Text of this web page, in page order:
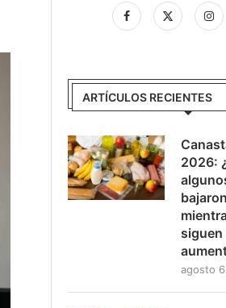
ARTÍCULOS RECIENTES
2026:
siguen
agosto